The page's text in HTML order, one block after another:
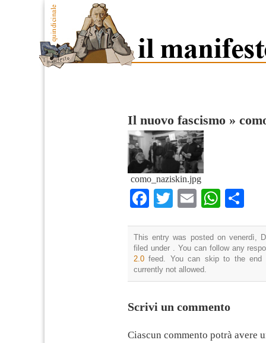
Il nuovo fascismo »
como_naziskin.jpg
Facebook
TwitterEmail
This entry was posted on venerdì,
filed under . You can follow any
2.0 feed. You can skip to the end
currently not allowed.
Scrivi un commento
Ciascun commento potrà avere